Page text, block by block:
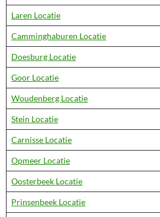
Laren Locatie
Camminghaburen Locatie
Doesburg Locatie
Goor Locatie
Woudenberg Locatie
Stein Locatie
Carnisse Locatie
Opmeer Locatie
Oosterbeek Locatie
Prinsenbeek Locatie